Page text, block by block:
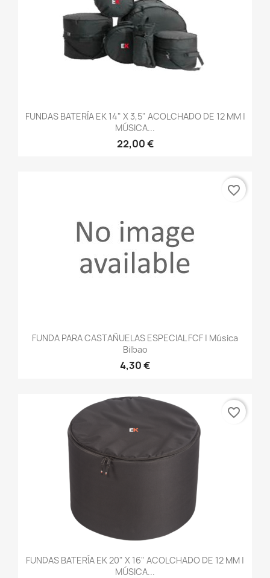
FUNDAS BATERÍA EK 14" X 3,5" ACOLCHADO DE 12 MM |
MÚSICA...
22,00 €
FUNDA PARA CASTAÑUELAS ESPECIAL FCF | Música
Bilbao
4,30 €
favorite_border
FUNDAS BATERÍA EK 20" X 16" ACOLCHADO DE 12 MM |
MÚSICA...
favorite_border